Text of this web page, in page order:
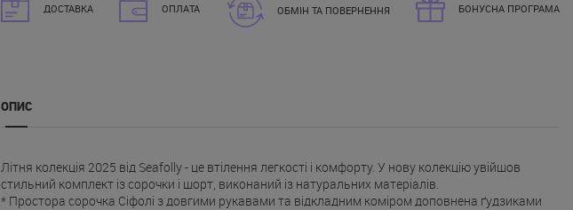
ДОСТАВКА ОПЛАТА ОБМІН ТА ПОВЕРНЕННЯ БОНУСНА ПРОГРАМА
ОПИС
Літня колекція 2025 від Seafolly - це втілення легкості і комфорту. У нову колекцію увійшов
стильний комплект із сорочки і шорт, виконаний із натуральних матеріалів.
* Простора сорочка Сіфолі з довгими рукавами та відкладним коміром доповнена ґудзиками